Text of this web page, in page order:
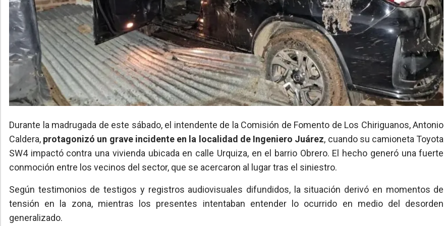
Durante la madrugada de este sábado, el intendente de la Comisión de Fomento de Los Chiriguanos, Antonio
Caldera, protagonizó un grave incidente en la localidad de Ingeniero Juárez, cuando su camioneta Toyota
SW4 impactó contra una vivienda ubicada en calle Urquiza, en el barrio Obrero. El hecho generó una fuerte
conmoción entre los vecinos del sector, que se acercaron al lugar tras el siniestro.
Según testimonios de testigos y registros audiovisuales difundidos, la situación derivó en momentos de
tensión en la zona, mientras los presentes intentaban entender lo ocurrido en medio del desorden
generalizado.